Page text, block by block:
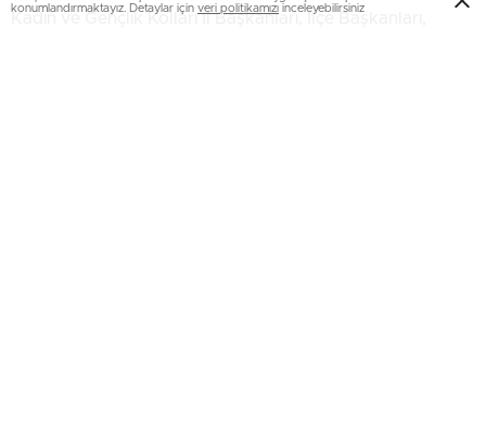
Kadın ve Gençlik Kolları İl Başkanları, İlçe Başkanları,
konumlandırmaktayız. Detaylar için veri politikamızı inceleyebilirsiniz